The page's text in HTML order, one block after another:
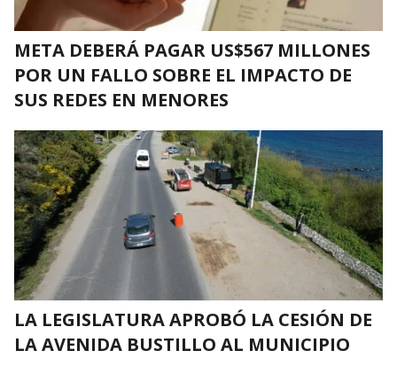
META DEBERÁ PAGAR US$567 MILLONES
POR UN FALLO SOBRE EL IMPACTO DE
SUS REDES EN MENORES
LA LEGISLATURA APROBÓ LA CESIÓN DE
LA AVENIDA BUSTILLO AL MUNICIPIO